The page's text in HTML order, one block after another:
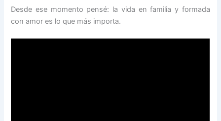
Desde ese momento pensé: la vida en familia y formada
con amor es lo que más importa.